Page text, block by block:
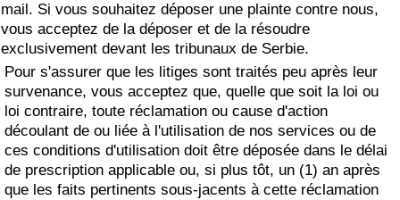
mail. Si vous souhaitez déposer une plainte contre nous,
vous acceptez de la déposer et de la résoudre
exclusivement devant les tribunaux de Serbie.
Pour s'assurer que les litiges sont traités peu après leur
survenance, vous acceptez que, quelle que soit la loi ou
loi contraire, toute réclamation ou cause d'action
découlant de ou liée à l'utilisation de nos services ou de
ces conditions d'utilisation doit être déposée dans le délai
de prescription applicable ou, si plus tôt, un (1) an après
que les faits pertinents sous-jacents à cette réclamation